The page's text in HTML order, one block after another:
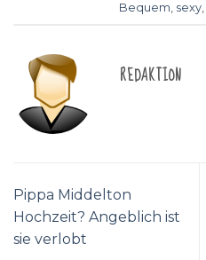
Bequem, sexy,
REDAKTION
Pippa Middelton
Hochzeit? Angeblich ist
sie verlobt